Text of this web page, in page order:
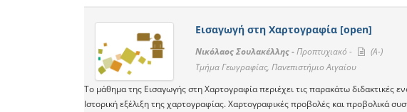
Εισαγωγή στη Χαρτογραφία [open]
Νικόλαος Σουλακέλλης -Προπτυχιακό -
(A-)
Τμήμα Γεωγραφίας, Πανεπιστήμιο Αιγαίου
Το μάθημα της Εισαγωγής στη Χαρτογραφία περιέχει τις παρακάτω διδακτικές
Ιστορική εξέλιξη της χαρτογραφίας. Χαρτογραφικές προβολές και προβολικά